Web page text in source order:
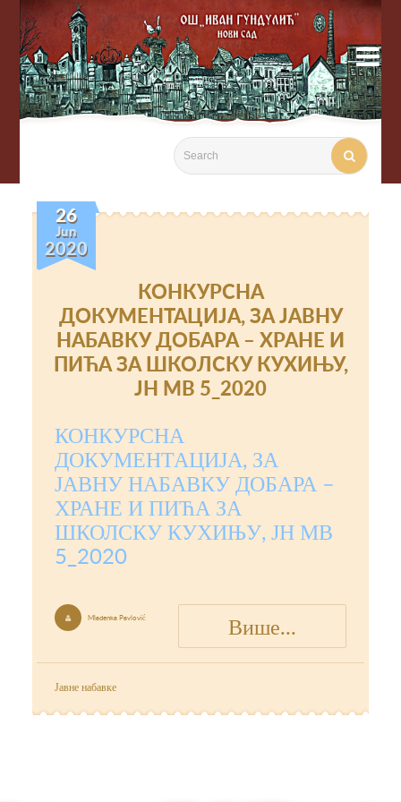

26
Jun
2020
КОНКУРСНА
ДОКУМЕНТАЦИЈА, ЗА ЈАВНУ
НАБАВКУ ДОБАРА – ХРАНЕ И
ПИЋА ЗА ШКОЛСКУ КУХИЊУ,
ЈН МВ 5_2020
КОНКУРСНА
ДОКУМЕНТАЦИЈА, ЗА
ЈАВНУ НАБАВКУ ДОБАРА –
ХРАНЕ И ПИЋА ЗА
ШКОЛСКУ КУХИЊУ, ЈН МВ
5_2020
Више...
 Mladenka Pavlović
Јавне набавке